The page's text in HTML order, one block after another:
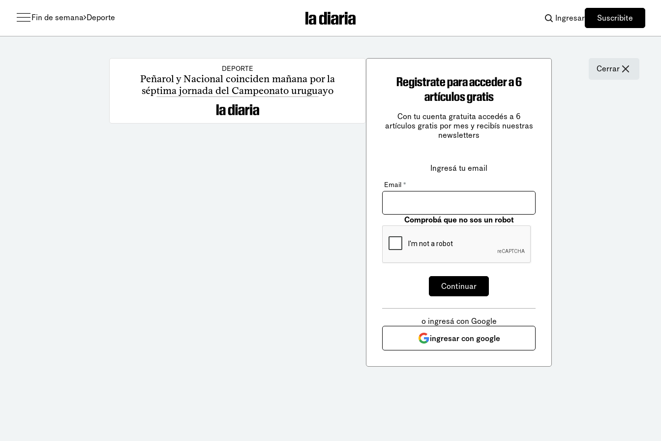
Fin de semana Deporte Ingresar Suscribite
DEPORTE
Peñarol y Nacional coinciden mañana por la
séptima jornada del Campeonato uruguayo
Cerrar
Registrate para acceder a 6
artículos gratis
Con tu cuenta gratuita accedés a 6
artículos gratis por mes y recibís nuestras
newsletters
Ingresá tu email
Email *
Comprobá que no sos un robot
o ingresá con Google
ingresar con google